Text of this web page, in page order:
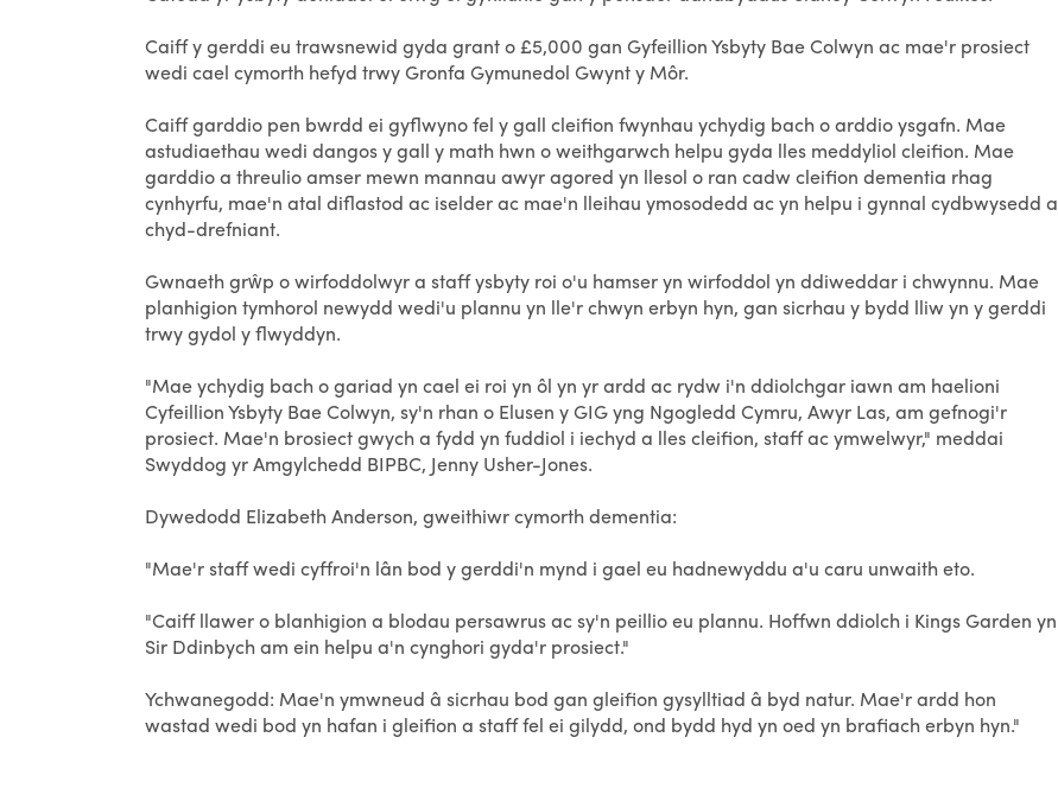
Caiff y gerddi eu trawsnewid gyda grant o £5,000 gan Gyfeillion Ysbyty Bae Colwyn ac mae'r prosiect
wedi cael cymorth hefyd trwy Gronfa Gymunedol Gwynt y Môr.
Caiff garddio pen bwrdd ei gyflwyno fel y gall cleifion fwynhau ychydig bach o arddio ysgafn. Mae
astudiaethau wedi dangos y gall y math hwn o weithgarwch helpu gyda lles meddyliol cleifion. Mae
garddio a threulio amser mewn mannau awyr agored yn llesol o ran cadw cleifion dementia rhag
cynhyrfu, mae'n atal diflastod ac iselder ac mae'n lleihau ymosodedd ac yn helpu i gynnal cydbwysedd a
chyd-drefniant.
Gwnaeth grŵp o wirfoddolwyr a staff ysbyty roi o'u hamser yn wirfoddol yn ddiweddar i chwynnu. Mae
planhigion tymhorol newydd wedi'u plannu yn lle'r chwyn erbyn hyn, gan sicrhau y bydd lliw yn y gerddi
trwy gydol y flwyddyn.
"Mae ychydig bach o gariad yn cael ei roi yn ôl yn yr ardd ac rydw i'n ddiolchgar iawn am haelioni
Cyfeillion Ysbyty Bae Colwyn, sy'n rhan o Elusen y GIG yng Ngogledd Cymru, Awyr Las, am gefnogi'r
prosiect. Mae'n brosiect gwych a fydd yn fuddiol i iechyd a lles cleifion, staff ac ymwelwyr," meddai
Swyddog yr Amgylchedd BIPBC, Jenny Usher-Jones.
Dywedodd Elizabeth Anderson, gweithiwr cymorth dementia:
"Mae'r staff wedi cyffroi'n lân bod y gerddi'n mynd i gael eu hadnewyddu a'u caru unwaith eto.
"Caiff llawer o blanhigion a blodau persawrus ac sy'n peillio eu plannu. Hoffwn ddiolch i Kings Garden yn
Sir Ddinbych am ein helpu a'n cynghori gyda'r prosiect."
Ychwanegodd: Mae'n ymwneud â sicrhau bod gan gleifion gysylltiad â byd natur. Mae'r ardd hon
wastad wedi bod yn hafan i gleifion a staff fel ei gilydd, ond bydd hyd yn oed yn brafiach erbyn hyn."